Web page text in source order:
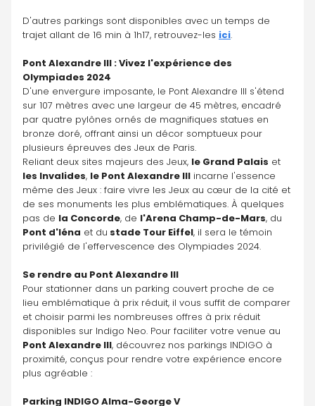
D'autres parkings sont disponibles avec un temps de
trajet allant de 16 min à 1h17, retrouvez-les ici.
Pont Alexandre III : Vivez l'expérience des
Olympiades 2024
D'une envergure imposante, le Pont Alexandre III s'étend
sur 107 mètres avec une largeur de 45 mètres, encadré
par quatre pylônes ornés de magnifiques statues en
bronze doré, offrant ainsi un décor somptueux pour
plusieurs épreuves des Jeux de Paris.
Reliant deux sites majeurs des Jeux, le Grand Palais
les Invalides, le Pont Alexandre III incarne l'essence
même des Jeux : faire vivre les Jeux au cœur de la cité et
de ses monuments les plus emblématiques. À quelques
pas de la Concorde, de l'Arena Champ-de-Mars, du
Pont d'Iéna et du stade Tour Eiffel, il sera le témoin
privilégié de l'effervescence des Olympiades 2024.
Se rendre au Pont Alexandre III
Pour stationner dans un parking couvert proche de ce
lieu emblématique à prix réduit, il vous suffit de comparer
et choisir parmi les nombreuses offres à prix réduit
Pont Alexandre III, découvrez nos parkings INDIGO à
proximité, conçus pour rendre votre expérience encore
plus agréable :
Parking INDIGO Alma-George V